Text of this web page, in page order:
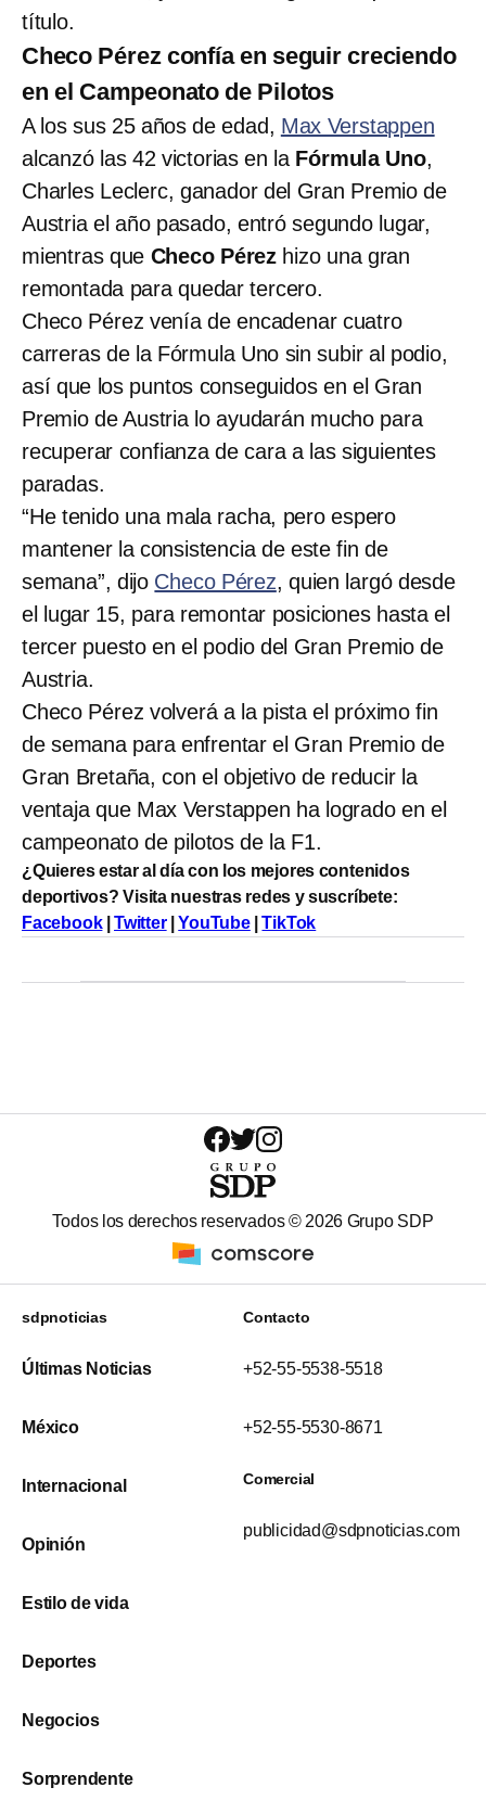
título.
Checo Pérez confía en seguir creciendo
en el Campeonato de Pilotos
A los sus 25 años de edad, Max Verstappen
alcanzó las 42 victorias en la Fórmula Uno,
Charles Leclerc, ganador del Gran Premio de
Austria el año pasado, entró segundo lugar,
mientras que Checo Pérez hizo una gran
remontada para quedar tercero.
Checo Pérez venía de encadenar cuatro
carreras de la Fórmula Uno sin subir al podio,
así que los puntos conseguidos en el Gran
Premio de Austria lo ayudarán mucho para
recuperar confianza de cara a las siguientes
paradas.
“He tenido una mala racha, pero espero
mantener la consistencia de este fin de
semana”, dijo Checo Pérez, quien largó desde
el lugar 15, para remontar posiciones hasta el
tercer puesto en el podio del Gran Premio de
Austria.
Checo Pérez volverá a la pista el próximo fin
de semana para enfrentar el Gran Premio de
Gran Bretaña, con el objetivo de reducir la
ventaja que Max Verstappen ha logrado en el
campeonato de pilotos de la F1.
¿Quieres estar al día con los mejores contenidos
deportivos? Visita nuestras redes y suscríbete:
Facebook|Twitter|YouTube|TikTok
Todos los derechos reservados © 2026 Grupo SDP
sdpnoticias
Últimas Noticias
México
Internacional
Opinión
Estilo de vida
Deportes
Negocios
Sorprendente
Contacto
+52-55-5538-5518
+52-55-5530-8671
Comercial
publicidad@sdpnoticias.com